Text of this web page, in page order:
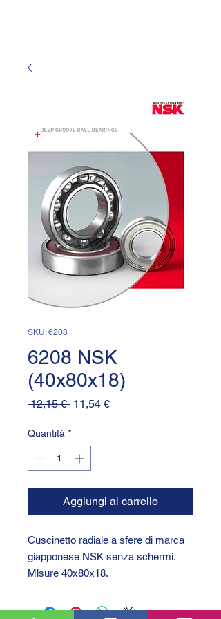
SKU: 6208
6208 NSK
(40x80x18)
12,15 € Prezzo
11,54 €Prezzo
Quantità *
Aggiungi al carrello
Cuscinetto radiale a sfere di marca
giapponese NSK senza schermi.
Misure 40x80x18.